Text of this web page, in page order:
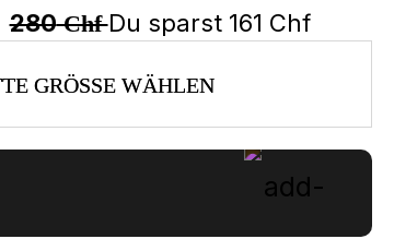
280ChfDu sparst 161 Chf
GRÖSSE WÄHLEN